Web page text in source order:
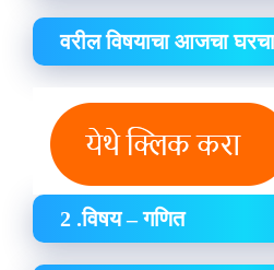
वरील विषयाचा आजचा
2 .विषय – गणित